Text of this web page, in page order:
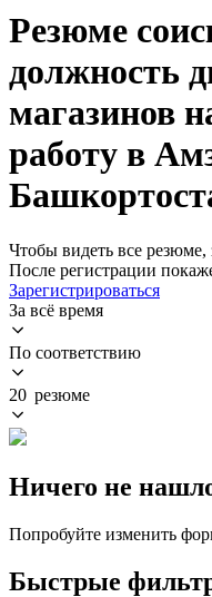
Резюме
должность
магазинов
работу в
Чтобы видеть все резюме,
После регистрации
Зарегистрироваться
За всё время
По соответствию
20 резюме
Ничего не
Попробуйте изменить
Быстрые